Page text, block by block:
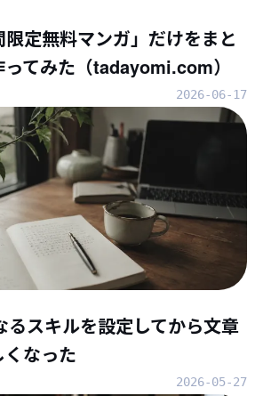
定無料マンガ」だけをまと
てみた（tadayomi.com）
2026-06-17
スキルを設定してから文章
なった
2026-05-27